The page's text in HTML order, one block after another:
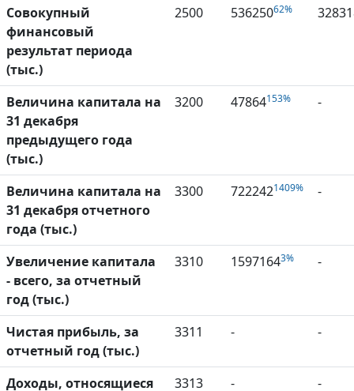
Совокупный
финансовый
результат периода
(тыс.)
2500 53625062%
Величина капитала на
31 декабря
предыдущего года
(тыс.)
3200 47864153% -
Величина капитала на
31 декабря отчетного
года (тыс.)
3300 7222421409% -
Увеличение капитала
- всего, за отчетный
год (тыс.)
3310 15971643% -
Чистая прибыль, за
отчетный год (тыс.)
3311 - -
Доходы, относящиеся 3313 - -